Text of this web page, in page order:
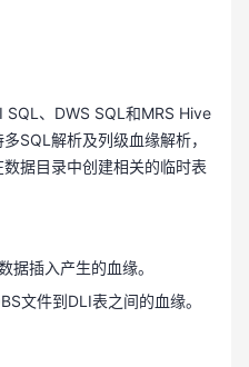
、DWS SQL和MRS Hive
SQL解析及列级血缘解析，
据目录中创建相关的临时表
据插入产生的血缘。
文件到DLI表之间的血缘。